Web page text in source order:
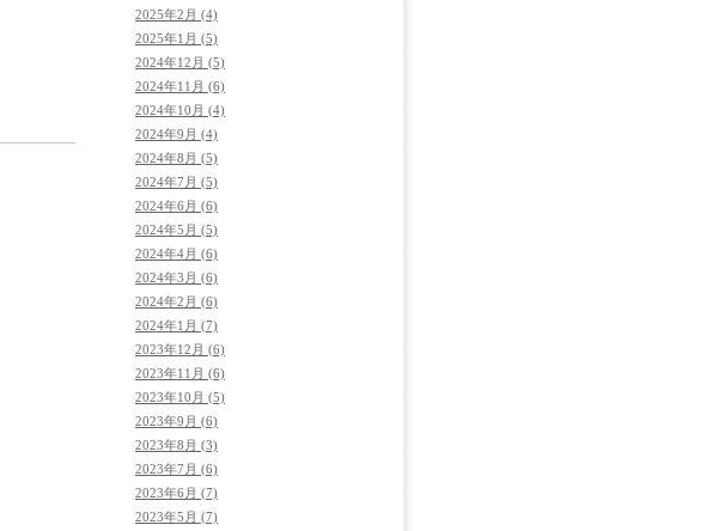
2025年2月 (4)
2025年1月 (5)
2024年12月 (5)
2024年11月 (6)
2024年10月 (4)
2024年9月 (4)
2024年8月 (5)
2024年7月 (5)
2024年6月 (6)
2024年5月 (5)
2024年4月 (6)
2024年3月 (6)
2024年2月 (6)
2024年1月 (7)
2023年12月 (6)
2023年11月 (6)
2023年10月 (5)
2023年9月 (6)
2023年8月 (3)
2023年7月 (6)
2023年6月 (7)
2023年5月 (7)